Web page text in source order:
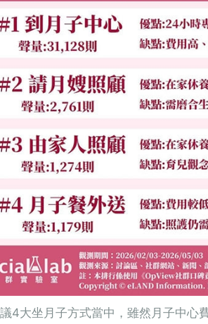
4大坐月子方式當中，雖然月子中心